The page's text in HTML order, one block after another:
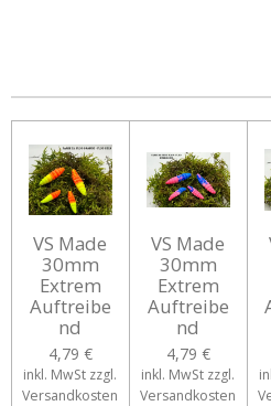
VS Made
30mm
Extrem
Auftreibe
nd
4,79 €
inkl. MwSt zzgl.
Versandkosten
VS Made
30mm
Extrem
Auftreibe
nd
4,79 €
inkl. MwSt zzgl.
Versandkosten